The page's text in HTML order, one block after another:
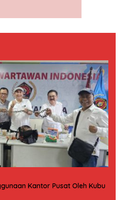
Kantor Pusat Oleh Kubu